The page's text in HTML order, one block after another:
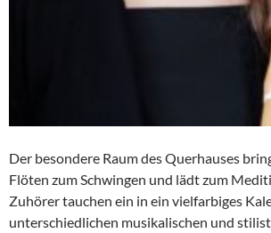
Der besondere Raum des Querhauses
Flöten zum Schwingen und lädt zum
Zuhörer tauchen ein in ein vielfarbiges
unterschiedlichen musikalischen und